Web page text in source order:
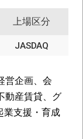
上場区分
JASDAQ
営企画、会
動産賃貸、グ
業支援・育成